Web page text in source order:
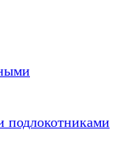
подлокотниками